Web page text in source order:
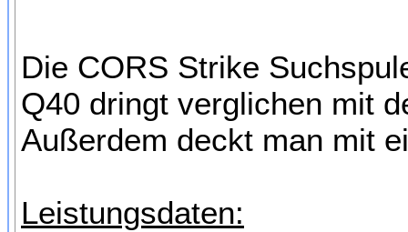
Die CORS Strike
Q40 dringt verglichen mit
Außerdem deckt man mit
Leistungsdaten: